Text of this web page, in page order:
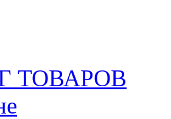
ТОВАРОВ